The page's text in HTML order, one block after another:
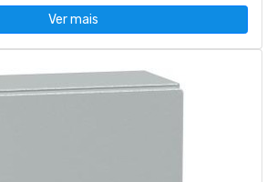
Ver mais